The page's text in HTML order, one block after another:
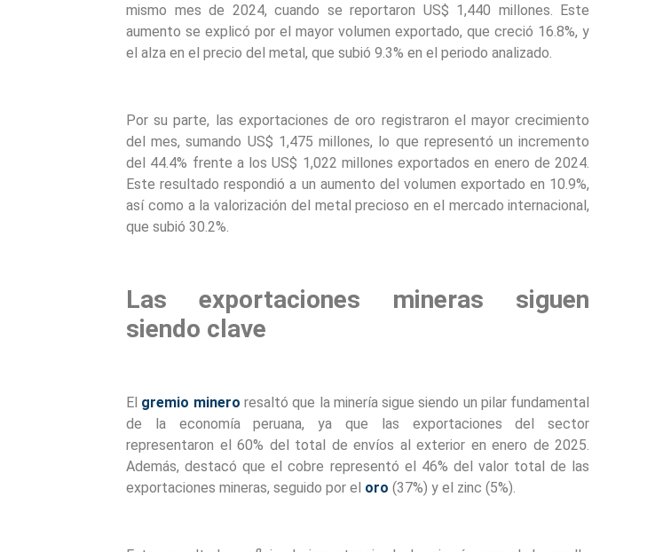
mismo mes de 2024, cuando se reportaron US$ 1,440 millones. Este
aumento se explicó por el mayor volumen exportado, que creció 16.8%, y
el alza en el precio del metal, que subió 9.3% en el periodo analizado.
Por su parte, las exportaciones de oro registraron el mayor crecimiento
del mes, sumando US$ 1,475 millones, lo que representó un incremento
del 44.4% frente a los US$ 1,022 millones exportados en enero de 2024.
Este resultado respondió a un aumento del volumen exportado en 10.9%,
así como a la valorización del metal precioso en el mercado internacional,
que subió 30.2%.
Las exportaciones mineras siguen
siendo clave
El gremio minero resaltó que la minería sigue siendo un pilar fundamental
de la economía peruana, ya que las exportaciones del sector
representaron el 60% del total de envíos al exterior en enero de 2025.
Además, destacó que el cobre representó el 46% del valor total de las
exportaciones mineras, seguido por el oro (37%) y el zinc (5%).